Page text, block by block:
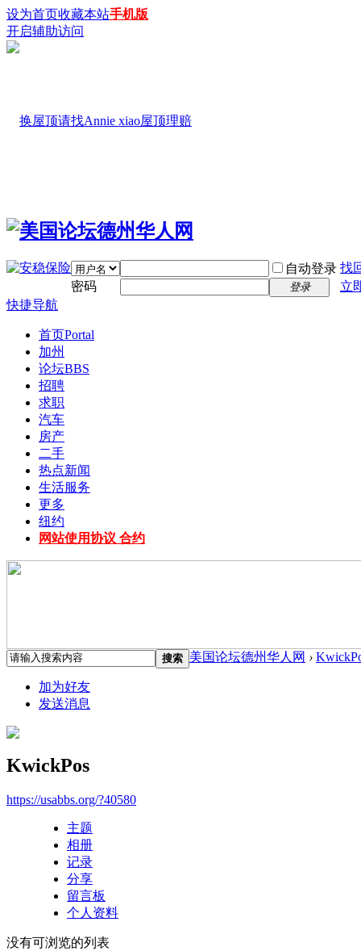
设为首页收藏本站手机版
开启辅助访问
自动登录 找
密码
登录
立
快捷导航
首页Portal
加州
论坛BBS
招聘
求职
汽车
房产
二手
热点新闻
生活服务
更多
纽约
网站使用协议 合约
搜索 美国论坛德州华人网 ›
加为好友
发送消息
KwickPos
https://usabbs.org/?40580
主题
相册
记录
分享
留言板
个人资料
没有可浏览的列表